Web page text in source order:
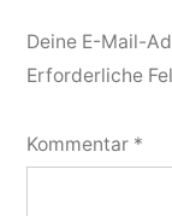
Deine E-Mail-
Erforderliche
Kommentar *